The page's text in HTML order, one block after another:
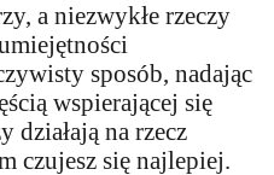
a niezwykłe rzeczy
sposób, nadając
wspierającej się
działają na rzecz
czujesz się najlepiej.